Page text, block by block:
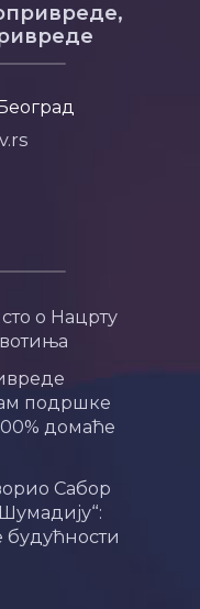
о Нацрту
подршке
домаће
Сабор
будућности